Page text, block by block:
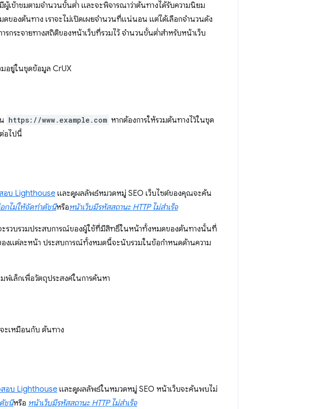
เข้าชมตามจำนวนขั้นต่ำ และจะพิจารณาว่าต้นทางได้รับความนิยม
ของต้นทาง เราจะไม่เปิดเผยจำนวนที่แน่นอน แต่ได้เลือกจำนวนดัง
กระจายทางสถิติของหน้าเว็บที่รวมไว้ จำนวนขั้นต่ำสำหรับหน้าเว็บ
อยู่ในชุดข้อมูล CrUX
https://www.example.com หากต้องการให้รวมต้นทางไว้ในชุด
อไปนี้
สอบ Lighthouse และดูผลลัพธ์หมวดหมู่ SEO เว็บไซต์ของคุณจะค้น
กไม่ให้จัดทำดัชนีหรือหน้าเว็บมีรหัสสถานะ HTTP ไม่สำเร็จ
รวบรวมประสบการณ์ของผู้ใช้ที่มีสิทธิ์ในหน้าทั้งหมดของต้นทางนั้นที่
งแต่ละหน้า ประสบการณ์ทั้งหมดนี้จะนับรวมในข้อกำหนดด้านความ
เล็กเพื่อวัตถุประสงค์ในการค้นหา
ะเหมือนกับ ต้นทาง
สอบ Lighthouse และดูผลลัพธ์ในหมวดหมู่ SEO หน้าเว็บจะค้นพบไม่
ชนีหรือ หน้าเว็บมีรหัสสถานะ HTTP ไม่สำเร็จ